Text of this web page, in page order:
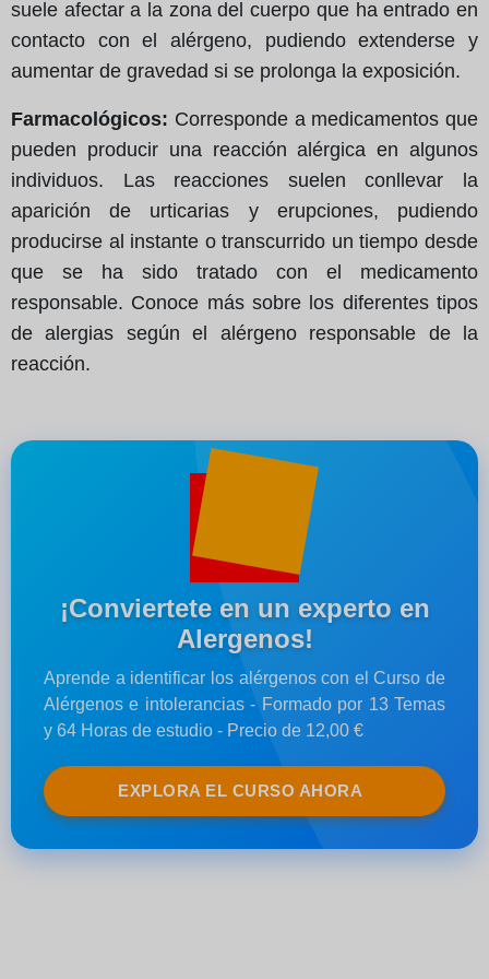
suele afectar a la zona del cuerpo que ha entrado en
contacto con el alérgeno, pudiendo extenderse y
aumentar de gravedad si se prolonga la exposición.
Farmacológicos: Corresponde a medicamentos que
pueden producir una reacción alérgica en algunos
individuos. Las reacciones suelen conllevar la
aparición de urticarias y erupciones, pudiendo
producirse al instante o transcurrido un tiempo desde
que se ha sido tratado con el medicamento
responsable. Conoce más sobre los diferentes tipos
de alergias según el alérgeno responsable de la
reacción.
¡Conviertete en un experto en
Alergenos!
Aprende a identificar los alérgenos con el Curso de
Alérgenos e intolerancias - Formado por 13 Temas
y 64 Horas de estudio - Precio de 12,00 €
EXPLORA EL CURSO AHORA